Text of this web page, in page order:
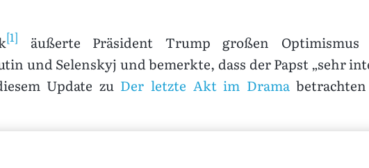
[1]
äußerte Präsident Trump großen Optimismus
und Selenskyj und bemerkte, dass der Papst „sehr
Update zu Der letzte Akt im Drama